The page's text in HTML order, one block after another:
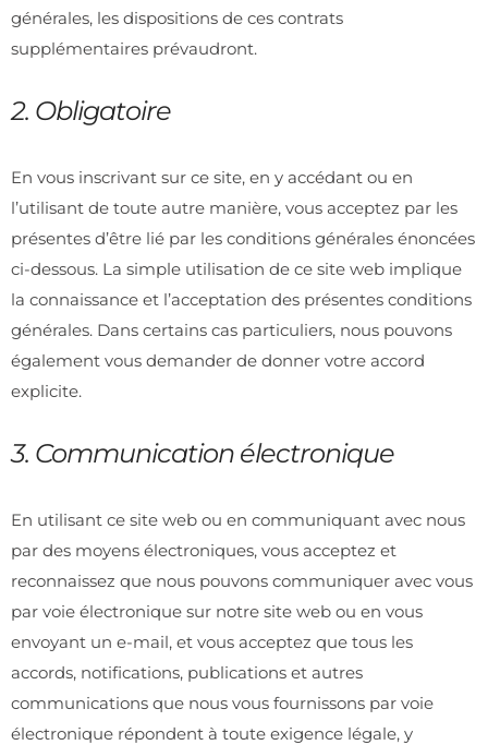
générales, les dispositions de ces contrats
supplémentaires prévaudront.
2. Obligatoire
En vous inscrivant sur ce site, en y accédant ou en
l’utilisant de toute autre manière, vous acceptez par les
présentes d’être lié par les conditions générales énoncées
ci-dessous. La simple utilisation de ce site web implique
la connaissance et l’acceptation des présentes conditions
générales. Dans certains cas particuliers, nous pouvons
également vous demander de donner votre accord
explicite.
3. Communication électronique
En utilisant ce site web ou en communiquant avec nous
par des moyens électroniques, vous acceptez et
reconnaissez que nous pouvons communiquer avec vous
par voie électronique sur notre site web ou en vous
envoyant un e-mail, et vous acceptez que tous les
accords, notifications, publications et autres
communications que nous vous fournissons par voie
électronique répondent à toute exigence légale, y